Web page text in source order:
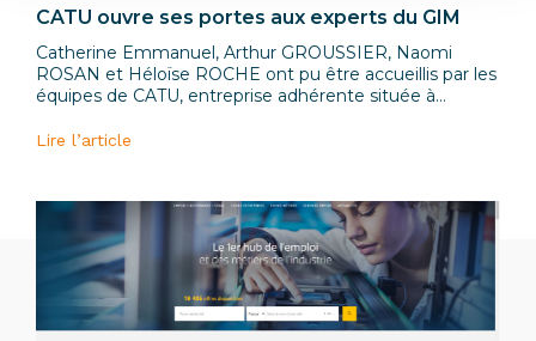
CATU ouvre ses portes aux experts du GIM
Catherine Emmanuel, Arthur GROUSSIER, Naomi
ROSAN et Héloïse ROCHE ont pu être accueillis par les
équipes de CATU, entreprise adhérente située à
Lire l’article